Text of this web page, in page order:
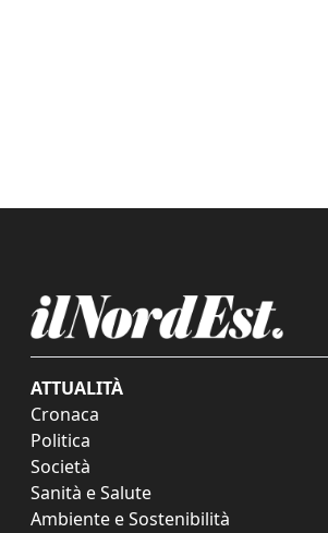
ATTUALITÀ
Cronaca
Politica
Società
Sanità e Salute
Ambiente e Sostenibilità